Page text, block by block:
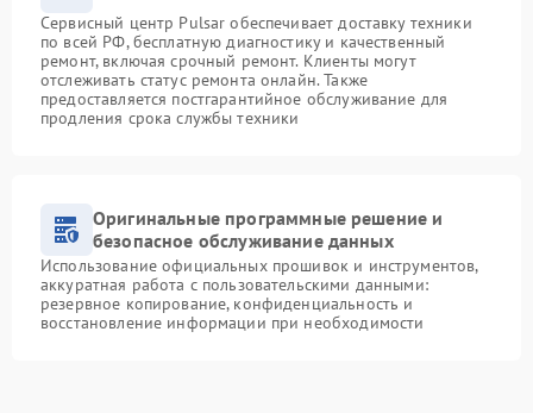
Сервисный центр Pulsar обеспечивает доставку техники
по всей РФ, бесплатную диагностику и качественный
ремонт, включая срочный ремонт. Клиенты могут
отслеживать статус ремонта онлайн. Также
предоставляется постгарантийное обслуживание для
продления срока службы техники
Оригинальные программные решение и
безопасное обслуживание данных
Использование официальных прошивок и инструментов,
аккуратная работа с пользовательскими данными:
резервное копирование, конфиденциальность и
восстановление информации при необходимости